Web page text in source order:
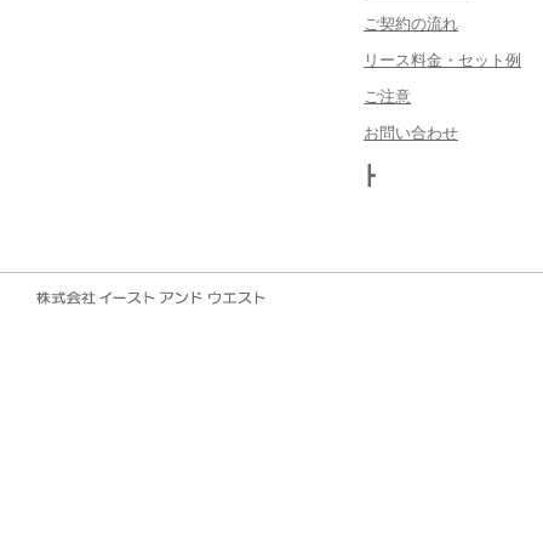
ご契約の流れ
リース料金・セット例
ご注意
お問い合わせ
┣